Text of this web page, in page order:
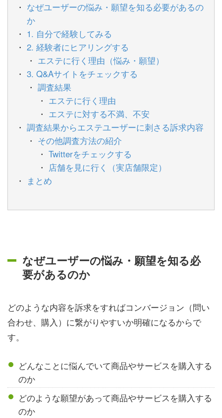
なぜユーザーの悩み・願望を知る必要があるの
か
1. 自分で経験してみる
2. 経験者にヒアリングする
エステに行く理由（悩み・願望）
3. Q&Aサイトをチェックする
調査結果
エステに行く理由
エステに対する不満、不安
調査結果からエステユーザーに刺さる訴求内容
その他調査方法の紹介
Twitterをチェックする
店舗を見に行く（実店舗限定）
まとめ
なぜユーザーの悩み・願望を知る必
要があるのか
どのような内容を訴求をすればコンバージョン（問い
合わせ、購入）に繋がりやすいか明確になるからで
す。
どんなことに悩んでいて商品やサービスを購入する
のか
どのような願望があって商品やサービスを購入する
のか